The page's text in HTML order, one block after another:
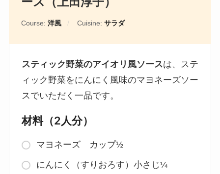
Course: 洋風 Cuisine: サラダ
スティック野菜のアイオリ風ソースは、ステ
ィック野菜をにんにく風味のマヨネーズソー
スでいただく一品です。
材料（2人分）
マヨネーズ カップ½
にんにく（すりおろす）小さじ¼